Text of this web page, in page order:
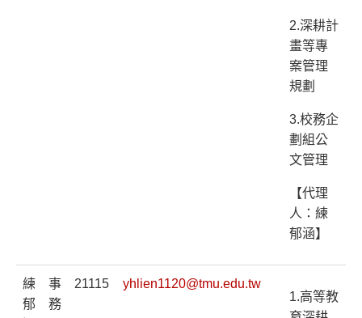
2.深耕計
畫等專
案管理
規劃
3.校務企
劃組公
文管理
【代理
人：練
郁涵】
練
郁
事
務
21115
yhlien1120@tmu.edu.tw
1.高等教